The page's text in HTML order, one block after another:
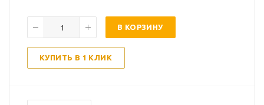
В КОРЗИНУ
КУПИТЬ В 1 КЛИК